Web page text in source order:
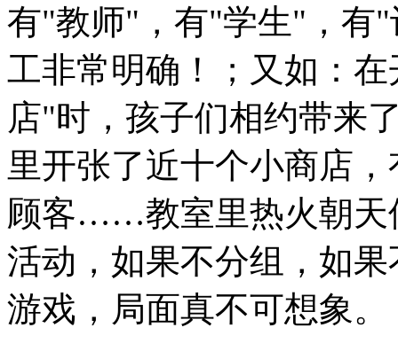
有"教师"，有"学生"，有
工非常明确！；又如：
店"时，孩子们相约带来
里开张了近十个小商店
顾客……教室里热火朝天
活动，如果不分组，如
游戏，局面真不可想象。